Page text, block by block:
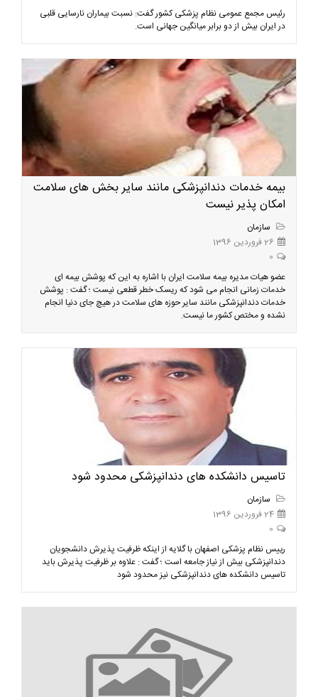
رئیس مجمع عمومی نظام پزشکی کشور گفت: نسبت بیماران نارسایی قلبی
در ایران بیش از دو برابر میانگین جهانی است.
بیمه خدمات دندانپزشکی مانند سایر بخش های سلامت
امکان پذیر نیست
سازمان
26 فروردین 1396
0
عضو هیات مدیره بیمه سلامت ایران با اشاره به این که پوشش بیمه ای
خدمات زمانی انجام می شود که ریسک خطر قطعی نیست ؛ گفت : پوشش
خدمات دندانپزشکی مانند سایر حوزه های سلامت در هیچ جای دنیا انجام
نشده و مختص کشور ما نیست.
تاسیس دانشکده های دندانپزشکی محدود شود
سازمان
24 فروردین 1396
0
رییس نظام پزشکی اصفهان با گلایه از اینکه ظرفیت پذیرش دانشجویان
دندانپزشکی بیش از نیاز جامعه است ؛ گفت : علاوه بر ظرفیت پذیرش باید
تاسیس دانشکده های دندانپزشکی نیز محدود شود